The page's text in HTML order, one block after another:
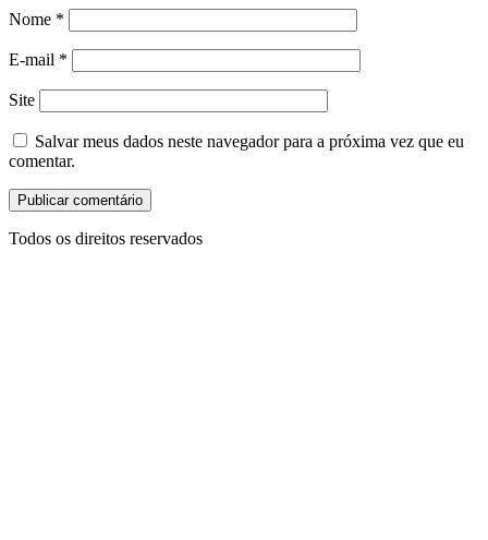
Nome *
E-mail *
Site
Salvar meus dados neste navegador para a próxima vez que eu
comentar.
Todos os direitos reservados